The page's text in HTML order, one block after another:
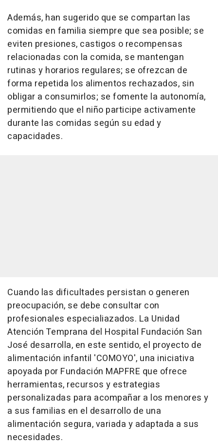
Además, han sugerido que se compartan las
comidas en familia siempre que sea posible; se
eviten presiones, castigos o recompensas
relacionadas con la comida, se mantengan
rutinas y horarios regulares; se ofrezcan de
forma repetida los alimentos rechazados, sin
obligar a consumirlos; se fomente la autonomía,
permitiendo que el niño participe activamente
durante las comidas según su edad y
capacidades.
Cuando las dificultades persistan o generen
preocupación, se debe consultar con
profesionales especialiazados. La Unidad
Atención Temprana del Hospital Fundación San
José desarrolla, en este sentido, el proyecto de
alimentación infantil 'COMOYO', una iniciativa
apoyada por Fundación MAPFRE que ofrece
herramientas, recursos y estrategias
personalizadas para acompañar a los menores y
a sus familias en el desarrollo de una
alimentación segura, variada y adaptada a sus
necesidades.